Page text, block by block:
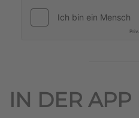
IN DER APP